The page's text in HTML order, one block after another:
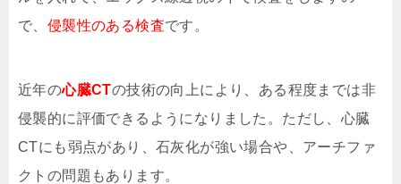
で、 侵襲性のある検査です。
近年の心臓CTの技術の向上により、ある程度までは非
侵襲的に評価できるようになりました。ただし、心臓
CTにも弱点があり、石灰化が強い場合や、アーチファ
クトの問題もあります。